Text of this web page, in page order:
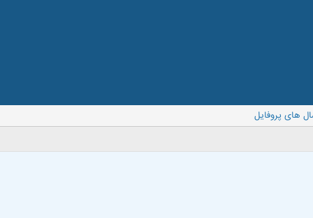
های پروفایل